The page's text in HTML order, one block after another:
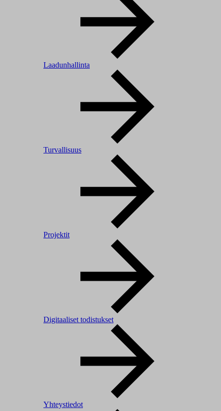
Laadunhallinta
Turvallisuus
Projektit
Digitaaliset todistukset
Yhteystiedot